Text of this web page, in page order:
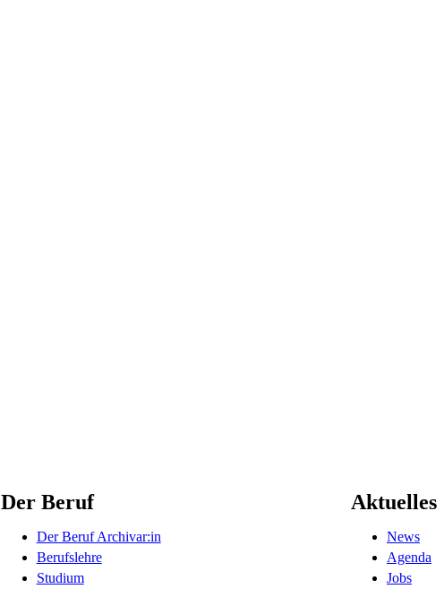
Der Beruf
Der Beruf Archivar:in
Berufslehre
Studium
Aktuelles
News
Agenda
Jobs